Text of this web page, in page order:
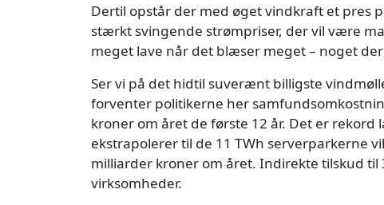
Dertil opstår der med øget vindkraft et pres
stærkt svingende strømpriser, der vil være
meget lave når det blæser meget – noget
Ser vi på det hidtil suverænt billigste
forventer politikerne her
kroner om året de første 12 år. Det er rekord
ekstrapolerer til de 11 TWh serverparkerne
milliarder kroner om året. Indirekte tilskud til
virksomheder.